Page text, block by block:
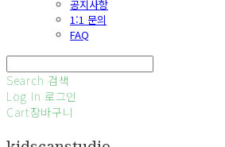
공지사항
1:1 문의
FAQ
Search 검색
Log In 로그인
Cart장바구니